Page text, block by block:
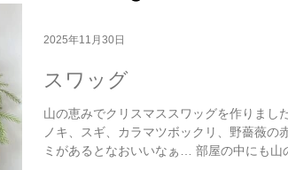
スワッグ
山の恵みでクリスマススワッグを作りまし
ノキ、スギ、カラマツボックリ、野薔薇の
ミがあるとなおいいなぁ… 部屋の中にも山
2025年11月30日